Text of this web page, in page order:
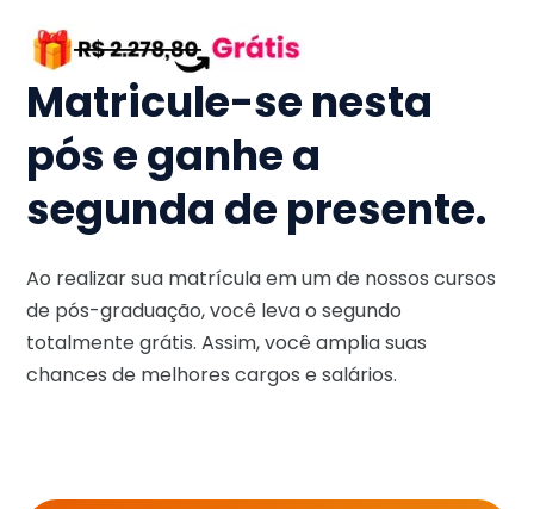
Matricule-se nesta
pós e ganhe a
segunda de presente.
Ao realizar sua matrícula em um de nossos cursos
de pós-graduação, você leva o segundo
totalmente grátis. Assim, você amplia suas
chances de melhores cargos e salários.